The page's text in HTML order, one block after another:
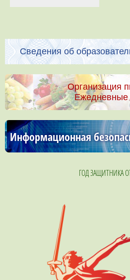
Сведения об
Организация
Информационная
ГОД ЗАЩИТНИКА